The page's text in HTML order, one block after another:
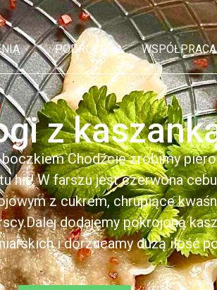
PODRÓŻE WSPÓŁPRACA
z
Chodźcie zrobimy
hit! W farszu jest czerwona
z cukrem, chrupiące
dodajemy pokrojoną
i dorzucamy dużą ilość